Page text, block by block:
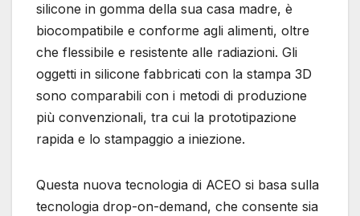
silicone in gomma della sua casa madre, è
biocompatibile e conforme agli alimenti, oltre
che flessibile e resistente alle radiazioni. Gli
oggetti in silicone fabbricati con la stampa 3D
sono comparabili con i metodi di produzione
più convenzionali, tra cui la prototipazione
rapida e lo stampaggio a iniezione.
Questa nuova tecnologia di ACEO si basa sulla
tecnologia drop-on-demand, che consente sia